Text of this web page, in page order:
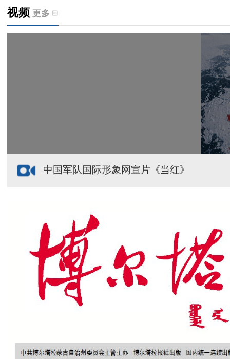
天山观察丨暑期AI研学热，孩子们究竟学到什么
视频 更多
中国军队国际形象网宣片《当红》